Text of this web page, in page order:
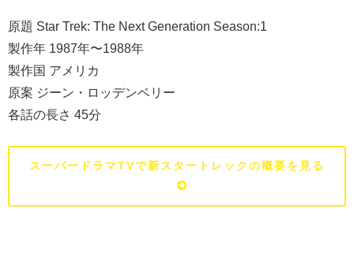
原題 Star Trek: The Next Generation Season:1
製作年 1987年〜1988年
製作国 アメリカ
原案 ジーン・ロッデンベリー
各話の長さ 45分
スーパードラマTVで新スタートレックの概要を見る